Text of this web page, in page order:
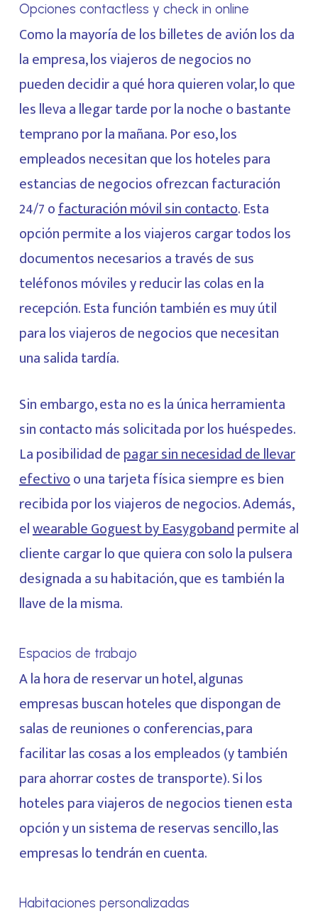
Opciones contactless y check in online
Como la mayoría de los billetes de avión los da
la empresa, los viajeros de negocios no
pueden decidir a qué hora quieren volar, lo que
les lleva a llegar tarde por la noche o bastante
temprano por la mañana. Por eso, los
empleados necesitan que los hoteles para
estancias de negocios ofrezcan facturación
24/7 ofacturación móvil sin contacto. Esta
opción permite a los viajeros cargar todos los
documentos necesarios a través de sus
teléfonos móviles y reducir las colas en la
recepción. Esta función también es muy útil
para los viajeros de negocios que necesitan
una salida tardía.
Sin embargo, esta no es la única herramienta
sin contacto más solicitada por los huéspedes.
La posibilidad depagar sin necesidad de llevar
efectivoo una tarjeta física siempre es bien
recibida por los viajeros de negocios. Además,
elwearable Goguest by Easygobandpermite al
cliente cargar lo que quiera con solo la pulsera
designada a su habitación, que es también la
llave de la misma.
Espacios de trabajo
A la hora de reservar un hotel, algunas
empresas buscan hoteles que dispongan de
salas de reuniones o conferencias, para
facilitar las cosas a los empleados (y también
para ahorrar costes de transporte). Si los
hoteles para viajeros de negocios tienen esta
opción y un sistema de reservas sencillo, las
empresas lo tendrán en cuenta.
Habitaciones personalizadas